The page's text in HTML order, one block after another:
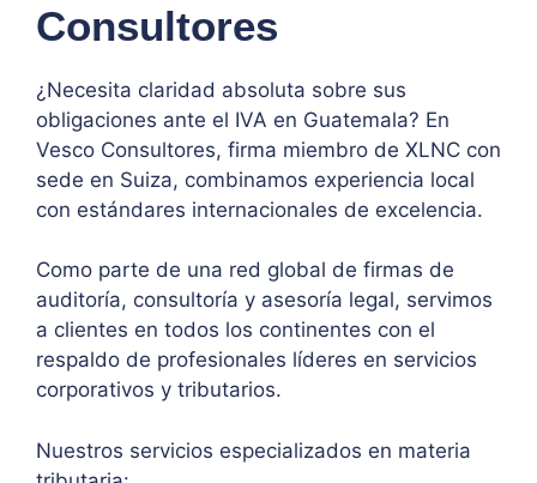
Consultores
¿Necesita claridad absoluta sobre sus
obligaciones ante el IVA en Guatemala? En
Vesco Consultores, firma miembro de XLNC con
sede en Suiza, combinamos experiencia local
con estándares internacionales de excelencia.
Como parte de una red global de firmas de
auditoría, consultoría y asesoría legal, servimos
a clientes en todos los continentes con el
respaldo de profesionales líderes en servicios
corporativos y tributarios.
Nuestros servicios especializados en materia